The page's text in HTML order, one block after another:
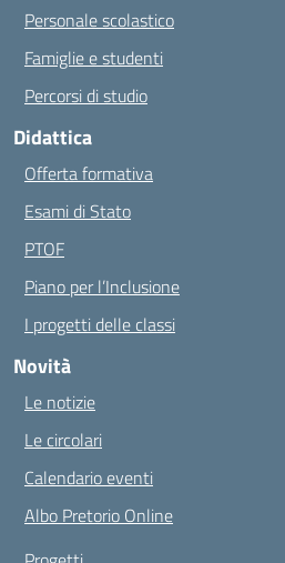
Personale scolastico
Famiglie e studenti
Percorsi di studio
Didattica
Offerta formativa
Esami di Stato
PTOF
Piano per l’Inclusione
I progetti delle classi
Novità
Le notizie
Le circolari
Calendario eventi
Albo Pretorio Online